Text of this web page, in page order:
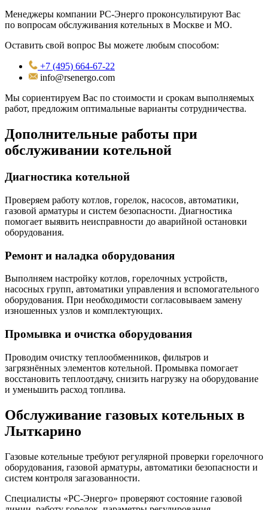
Менеджеры компании РС-Энерго проконсультируют Вас
по вопросам обслуживания котельных в Москве и МО.
Оставить свой вопрос Вы можете любым способом:
+7 (495) 664-67-22
info@rsenergo.com
Мы сориентируем Вас по стоимости и срокам выполняемых
работ, предложим оптимальные варианты сотрудничества.
Дополнительные работы при
обслуживании котельной
Диагностика котельной
Проверяем работу котлов, горелок, насосов, автоматики,
газовой арматуры и систем безопасности. Диагностика
помогает выявить неисправности до аварийной остановки
оборудования.
Ремонт и наладка оборудования
Выполняем настройку котлов, горелочных устройств,
насосных групп, автоматики управления и вспомогательного
оборудования. При необходимости согласовываем замену
изношенных узлов и комплектующих.
Промывка и очистка оборудования
Проводим очистку теплообменников, фильтров и
загрязнённых элементов котельной. Промывка помогает
восстановить теплоотдачу, снизить нагрузку на оборудование
и уменьшить расход топлива.
Обслуживание газовых котельных в
Лыткарино
Газовые котельные требуют регулярной проверки горелочного
оборудования, газовой арматуры, автоматики безопасности и
систем контроля загазованности.
Специалисты «РС-Энерго» проверяют состояние газовой